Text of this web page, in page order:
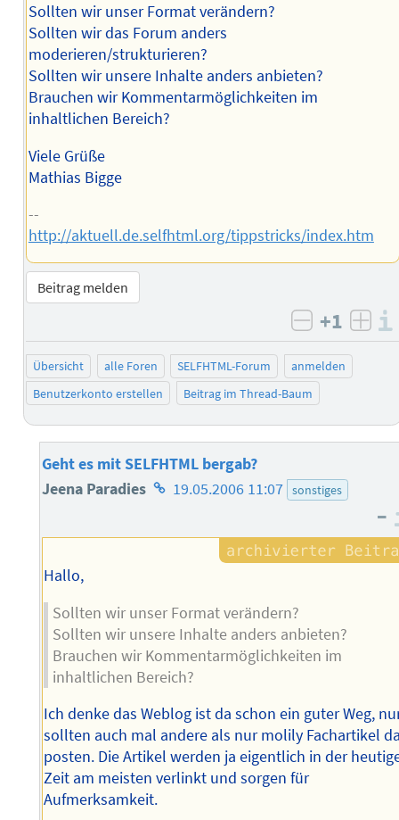
Sollten wir unser Format verändern?
Sollten wir das Forum anders
moderieren/strukturieren?
Sollten wir unsere Inhalte anders anbieten?
Brauchen wir Kommentarmöglichkeiten im
inhaltlichen Bereich?
Viele Grüße
Mathias Bigge
--
http://aktuell.de.selfhtml.org/tippstricks/index.htm
Beitrag melden
negativ
+1
Übersicht alle Foren SELFHTML-Forum
anmelden
Benutzerkonto erstellen
Beitrag im Thread-Baum
Geht es mit SELFHTML bergab?
Jeena Paradies Homepage
Autors
19.05.2006 11:07 sonstiges
–
Hallo,
Sollten wir unser Format verändern?
Sollten wir unsere Inhalte anders anbieten?
Brauchen wir Kommentarmöglichkeiten im
inhaltlichen Bereich?
Ich denke das Weblog ist da schon ein guter Weg,
sollten auch mal andere als nur molily Fachartikel
posten. Die Artikel werden ja eigentlich in der
Zeit am meisten verlinkt und sorgen für
Aufmerksamkeit.